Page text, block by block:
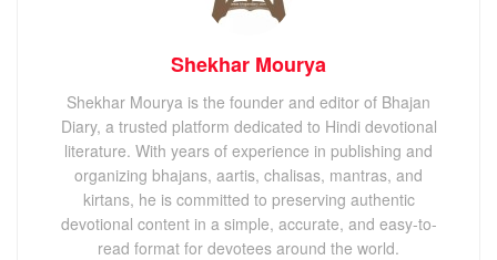
Shekhar Mourya
Shekhar Mourya is the founder and editor of Bhajan
Diary, a trusted platform dedicated to Hindi devotional
literature. With years of experience in publishing and
organizing bhajans, aartis, chalisas, mantras, and
kirtans, he is committed to preserving authentic
devotional content in a simple, accurate, and easy-to-
read format for devotees around the world.